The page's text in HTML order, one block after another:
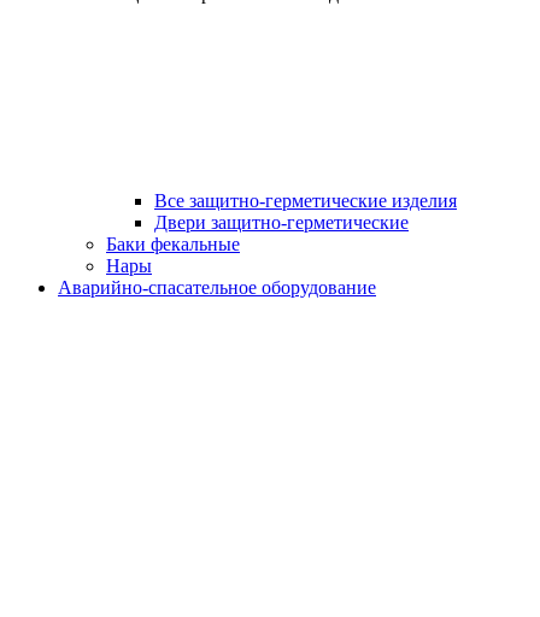
Все защитно-герметические изделия
Двери защитно-герметические
Баки фекальные
Нары
Аварийно-спасательное оборудование